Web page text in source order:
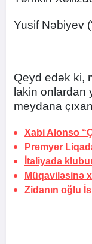
Yusif Nəbiyev
Qeyd edək ki,
lakin onlardan
meydana
Xabi Alonso
Premyer
İtaliyada
Müqaviləsinə
Zidanın oğlu